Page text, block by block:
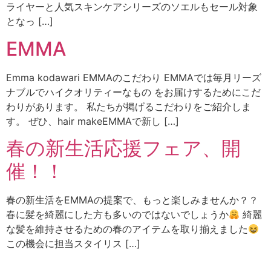
ライヤーと人気スキンケアシリーズのソエルもセール対象
となっ […]
EMMA
Emma kodawari EMMAのこだわり EMMAでは毎月リーズ
ナブルでハイクオリティーなもの をお届けするためにこだ
わりがあります。 私たちが掲げるこだわりをご紹介しま
す。 ぜひ、hair makeEMMAで新し […]
春の新生活応援フェア、開
催！！
春の新生活をEMMAの提案で、もっと楽しみませんか？？
春に髪を綺麗にした方も多いのではないでしょうか
綺麗
な髪を維持させるための春のアイテムを取り揃えました
この機会に担当スタイリス […]